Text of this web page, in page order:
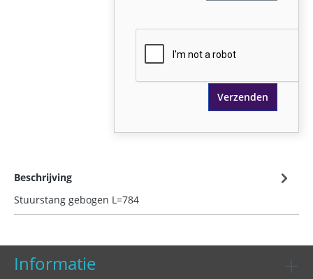
Verzenden
Beschrijving
Stuurstang gebogen L=784
Informatie